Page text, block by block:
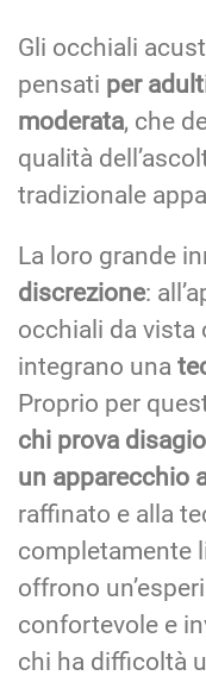
Gli occhiali
pensati per
moderata, che
qualità
tradizionale
La loro grande
discrezione:
occhiali da vista
integrano una
Proprio per
chi prova
un apparecchio
raffinato e alla
completamente
offrono
confortevole e
chi ha difficoltà